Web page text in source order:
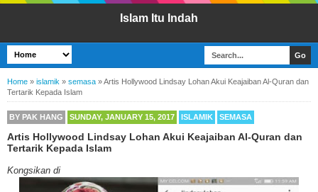
Islam Itu Indah
Home » islamik » semasa »Artis Hollywood Lindsay Lohan Akui Keajaiban Al-Quran dan
Tertarik Kepada Islam
BY PAK HANG SUNDAY, JANUARY 15, 2017 ISLAMIK SEMASA
Artis Hollywood Lindsay Lohan Akui Keajaiban Al-Quran dan
Tertarik Kepada Islam
Kongsikan di